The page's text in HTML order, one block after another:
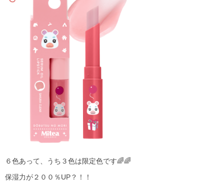
６色あって、うち３色は限定色です🌈🌈
保湿力が２００％UP？！！